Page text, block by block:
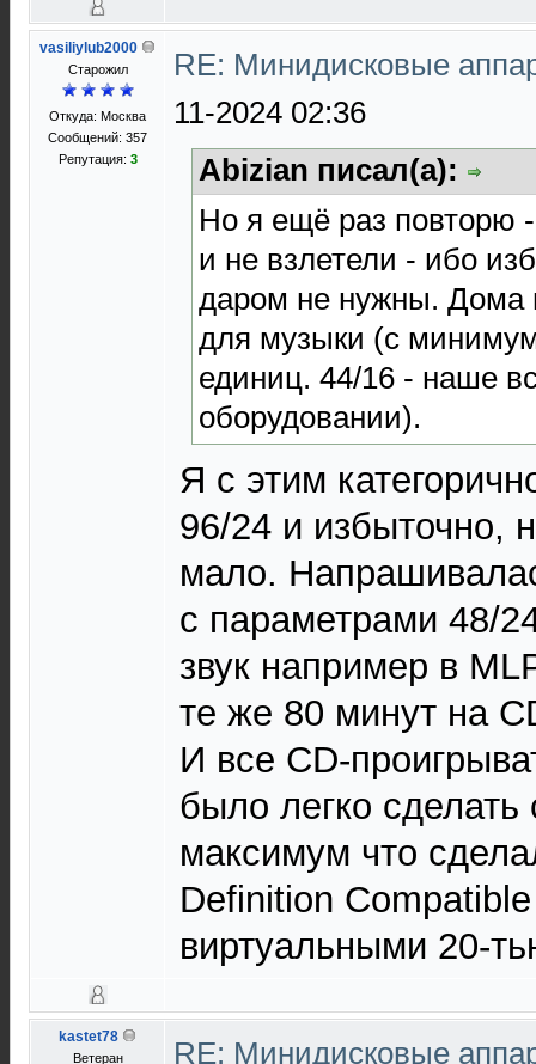
vasiliylub2000
Старожил
Откуда: Москва
Сообщений: 357
Репутация: 3
RE: Минидисковые
11-2024 02:36
Abizian писал(а):
Но я ещё раз повторю
и не взлетели - ибо
даром не нужны. Дома
для музыки (с
единиц. 44/16 - наше
оборудовании).
Я с этим
96/24 и избыточно,
мало.
с параметрами 48/
звук например в
те же 80 минут на
И все CD-
было легко
максимум что
Definition
виртуальными 20-
kastet78
Ветеран RE: Минидисковые